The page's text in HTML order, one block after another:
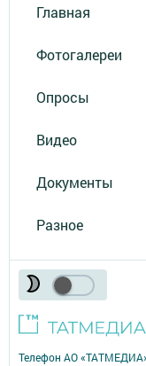
Главная
Фотогалереи
Опросы
Видео
Документы
Разное
Телефон АО